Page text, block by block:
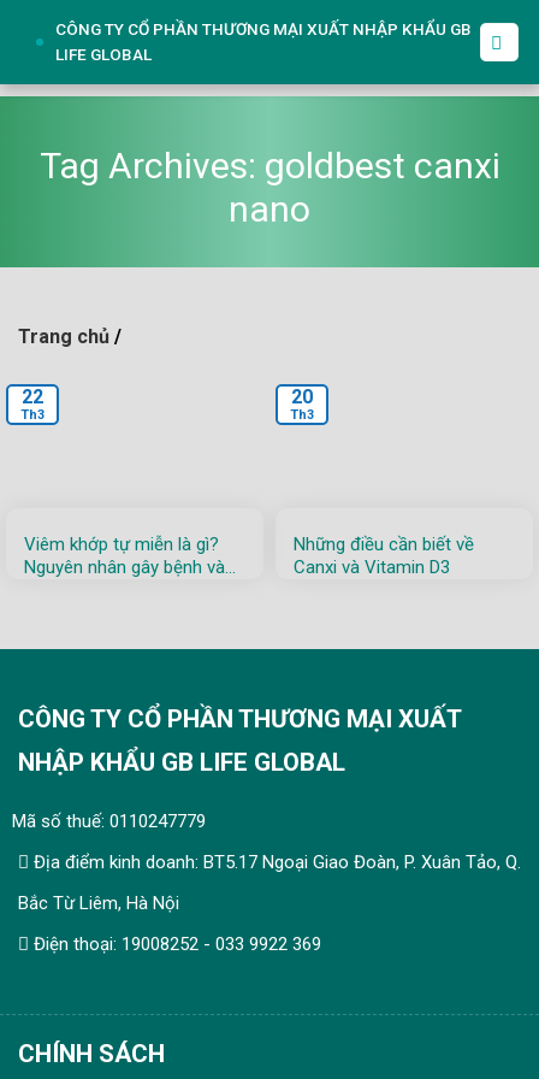
CÔNG TY CỔ PHẦN THƯƠNG MẠI XUẤT NHẬP KHẨU GB
LIFE GLOBAL
Tag Archives: goldbest canxi
nano
Trang chủ /
Viêm khớp tự miễn là gì?
Nguyên nhân gây bệnh và
22
Th3
Những điều cần biết về
Canxi và Vitamin D3
20
Th3
CÔNG TY CỔ PHẦN THƯƠNG MẠI XUẤT
NHẬP KHẨU GB LIFE GLOBAL
Mã số thuế: 0110247779
Địa điểm kinh doanh: BT5.17 Ngoại Giao Đoàn, P. Xuân Tảo, Q.
Bắc Từ Liêm, Hà Nội
Điện thoại: 19008252 - 033 9922 369
CHÍNH SÁCH